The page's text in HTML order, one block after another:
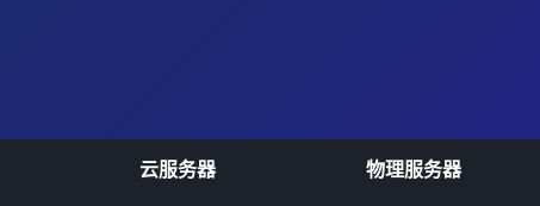
云服务器 物理服务器